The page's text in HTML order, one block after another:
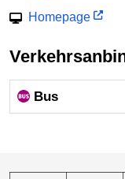
Homepage
Bus